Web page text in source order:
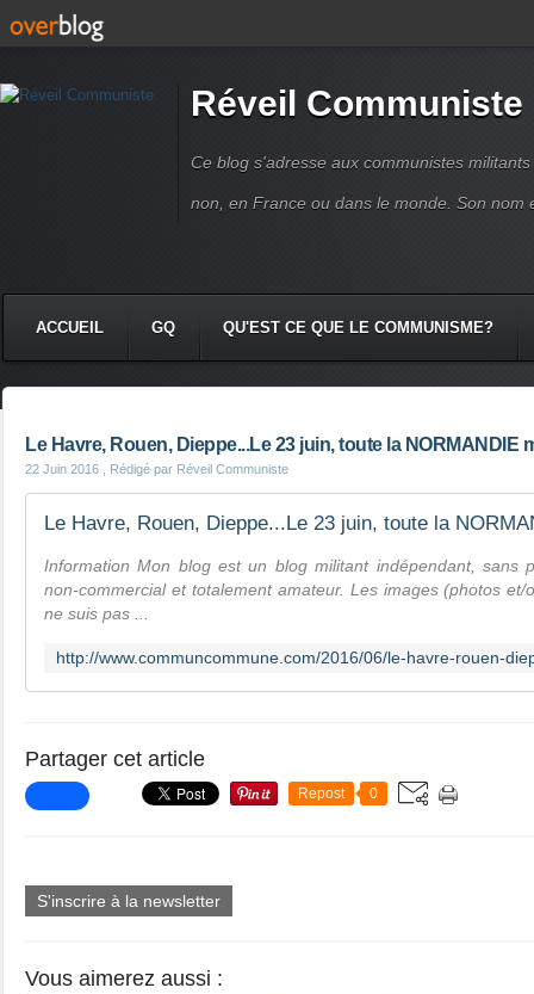
Réveil Communiste
Ce blog s'adresse aux communistes
non, en France ou dans le monde. Son nom
ACCUEIL GQ QU'EST CE QUE LE COMMUNISME?
Le Havre, Rouen, Dieppe...Le 23 juin, toute la NORMANDIE
22 Juin 2016 , Rédigé par Réveil Communiste
Information Mon blog est un blog militant indépendant, sans
non-commercial et totalement amateur. Les images (photos
ne suis pas ...
Partager cet article
Repost 0
S'inscrire à la newsletter
Vous aimerez aussi :